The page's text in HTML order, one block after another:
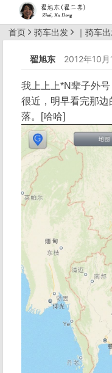
首页 骑车出发 ｜骑车
翟旭东
2012年10月
我上上上*N辈子外
很近，明早看完那边
落。[哈哈]